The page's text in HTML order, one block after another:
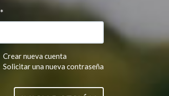
*
Crear nueva cuenta
Solicitar una nueva contraseña